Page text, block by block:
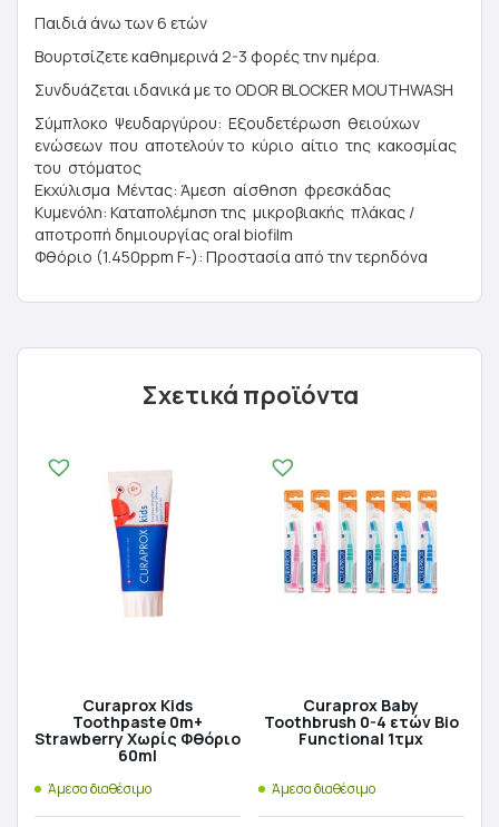
Παιδιά άνω των 6 ετών
Βουρτσίζετε καθημερινά 2-3 φορές την ημέρα.
Συνδυάζεται ιδανικά με το ODOR BLOCKER MOUTHWASH
Σύμπλοκο Ψευδαργύρου: Eξουδετέρωση θειούχων
ενώσεων που αποτελούν το κύριο αίτιο της κακοσμίας
του στόματος
Εκχύλισμα Μέντας: Άμεση αίσθηση φρεσκάδας
Κυμενόλη: Καταπολέμηση της μικροβιακής πλάκας /
αποτροπή δημιουργίας oral biofilm
Φθόριο (1.450ppm F-): Προστασία από την τερηδόνα
Σχετικά προϊόντα
Curaprox Kids
Toothpaste 0m+
Strawberry Χωρίς Φθόριο
60ml
Άμεσα διαθέσιμο
Curaprox Baby
Toothbrush 0-4 ετών Bio
Functional 1τμχ
Άμεσα διαθέσιμο